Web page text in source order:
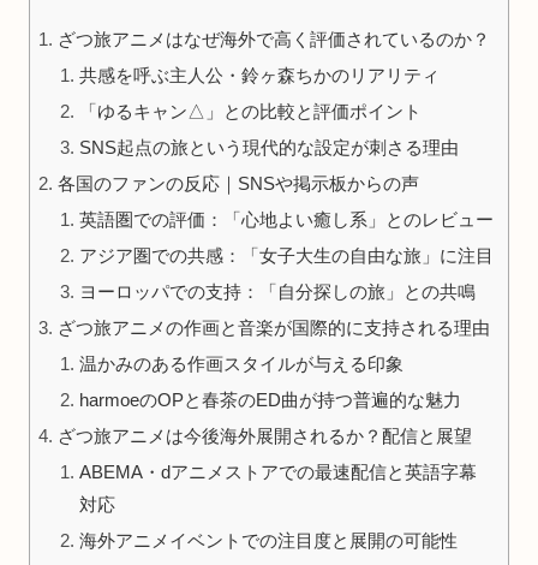
ざつ旅アニメはなぜ海外で高く評価されているのか？
共感を呼ぶ主人公・鈴ヶ森ちかのリアリティ
「ゆるキャン△」との比較と評価ポイント
SNS起点の旅という現代的な設定が刺さる理由
各国のファンの反応｜SNSや掲示板からの声
英語圏での評価：「心地よい癒し系」とのレビュー
アジア圏での共感：「女子大生の自由な旅」に注目
ヨーロッパでの支持：「自分探しの旅」との共鳴
ざつ旅アニメの作画と音楽が国際的に支持される理由
温かみのある作画スタイルが与える印象
harmoeのOPと春茶のED曲が持つ普遍的な魅力
ざつ旅アニメは今後海外展開されるか？配信と展望
ABEMA・dアニメストアでの最速配信と英語字幕
対応
海外アニメイベントでの注目度と展開の可能性